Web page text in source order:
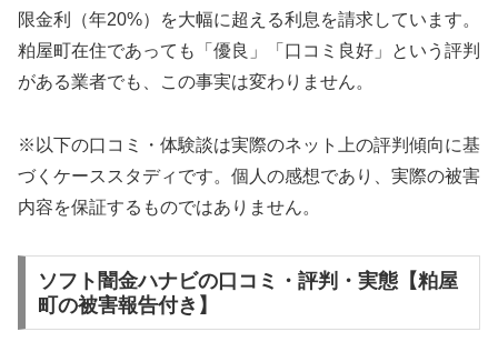
限金利（年20%）を大幅に超える利息を請求しています。
粕屋町在住であっても「優良」「口コミ良好」という評判
がある業者でも、この事実は変わりません。
※以下の口コミ・体験談は実際のネット上の評判傾向に基
づくケーススタディです。個人の感想であり、実際の被害
内容を保証するものではありません。
ソフト闇金ハナビの口コミ・評判・実態【粕屋
町の被害報告付き】